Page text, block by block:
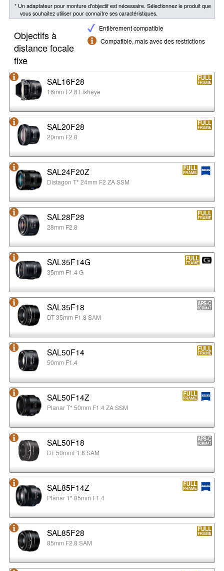
* Un adaptateur pour monture d'objectif est nécessaire. Sélectionnez le produit que
vous souhaitez utiliser pour connaître ses caractéristiques.
Entièrement compatible
Compatible, mais avec des restrictions
Objectifs à
distance focale
fixe
SAL16F28
16mm F2.8 Fisheye
SAL20F28
20mm F2.8
SAL24F20Z
Distagon T* 24mm F2 ZA SSM
SAL28F28
28mm F2.8
SAL35F14G
35mm F1.4 G
SAL35F18
DT 35mm F1.8 SAM
SAL50F14
50mm F1.4
SAL50F14Z
Planar T* 50mm F1.4 ZA SSM
SAL50F18
DT 50mmF1.8 SAM
SAL85F14Z
Planar T* 85mm F1.4
SAL85F28
85mm F2.8 SAM